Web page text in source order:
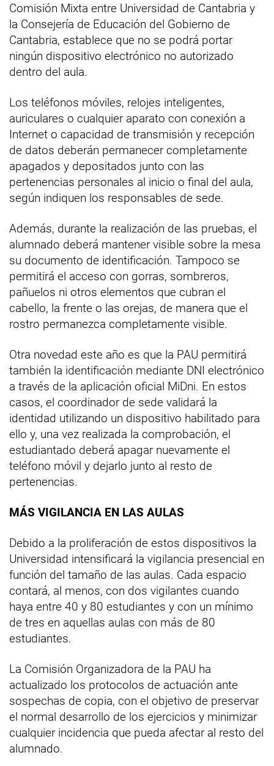
Comisión Mixta entre Universidad de Cantabria y
la Consejería de Educación del Gobierno de
Cantabria, establece que no se podrá portar
ningún dispositivo electrónico no autorizado
dentro del aula.
Los teléfonos móviles, relojes inteligentes,
auriculares o cualquier aparato con conexión a
Internet o capacidad de transmisión y recepción
de datos deberán permanecer completamente
apagados y depositados junto con las
pertenencias personales al inicio o final del aula,
según indiquen los responsables de sede.
Además, durante la realización de las pruebas, el
alumnado deberá mantener visible sobre la mesa
su documento de identificación. Tampoco se
permitirá el acceso con gorras, sombreros,
pañuelos ni otros elementos que cubran el
cabello, la frente o las orejas, de manera que el
rostro permanezca completamente visible.
Otra novedad este año es que la PAU permitirá
también la identificación mediante DNI electrónico
a través de la aplicación oficial MiDni. En estos
casos, el coordinador de sede validará la
identidad utilizando un dispositivo habilitado para
ello y, una vez realizada la comprobación, el
estudiantado deberá apagar nuevamente el
teléfono móvil y dejarlo junto al resto de
pertenencias.
MÁS VIGILANCIA EN LAS AULAS
Debido a la proliferación de estos dispositivos la
Universidad intensificará la vigilancia presencial en
función del tamaño de las aulas. Cada espacio
contará, al menos, con dos vigilantes cuando
haya entre 40 y 80 estudiantes y con un mínimo
de tres en aquellas aulas con más de 80
estudiantes.
La Comisión Organizadora de la PAU ha
actualizado los protocolos de actuación ante
sospechas de copia, con el objetivo de preservar
el normal desarrollo de los ejercicios y minimizar
cualquier incidencia que pueda afectar al resto del
alumnado.